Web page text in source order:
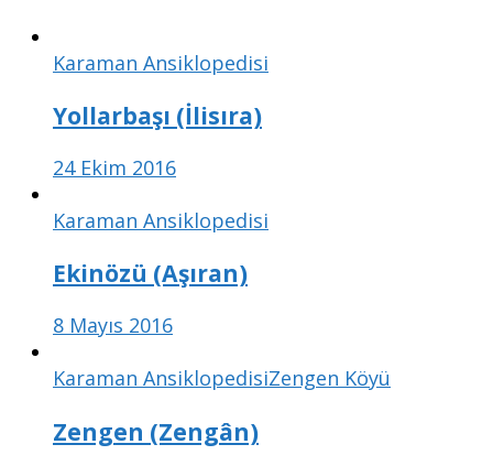
Karaman Ansiklopedisi
Yollarbaşı (İlisıra)
24 Ekim 2016
Karaman Ansiklopedisi
Ekinözü (Aşıran)
8 Mayıs 2016
Karaman AnsiklopedisiZengen Köyü
Zengen (Zengân)